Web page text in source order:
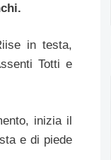
in testa,
Totti e
inizia il
e di piede